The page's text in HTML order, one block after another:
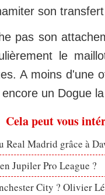
son
pas son
le
A moins d'une
un Dogue
Cela peut vous
Real Madrid grâce à
Jupiler Pro League ?
City ? Olivier